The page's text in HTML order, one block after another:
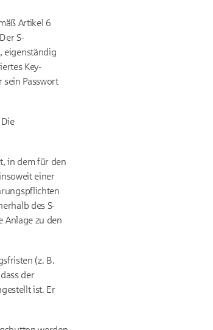
Artikel 6
S-
eigenständig
Key-
sein Passwort
in dem für den
einer
des S-
Anlage zu den
(z. B.
der
ist. Er